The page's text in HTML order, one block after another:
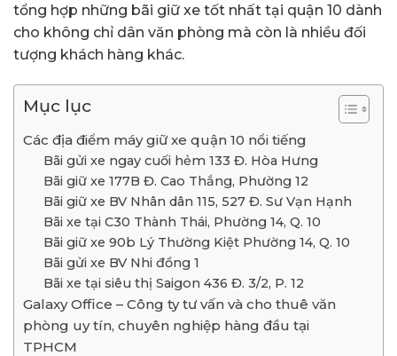
tổng hợp những bãi giữ xe tốt nhất tại quận 10 dành
cho không chỉ dân văn phòng mà còn là nhiều đối
tượng khách hàng khác.
Mục lục
Các địa điểm máy giữ xe quận 10 nổi tiếng
Bãi gửi xe ngay cuối hẻm 133 Đ. Hòa Hưng
Bãi giữ xe 177B Đ. Cao Thắng, Phường 12
Bãi giữ xe BV Nhân dân 115, 527 Đ. Sư Vạn Hạnh
Bãi xe tại C30 Thành Thái, Phường 14, Q. 10
Bãi giữ xe 90b Lý Thường Kiệt Phường 14, Q. 10
Bãi gửi xe BV Nhi đồng 1
Bãi xe tại siêu thị Saigon 436 Đ. 3/2, P. 12
Galaxy Office – Công ty tư vấn và cho thuê văn
phòng uy tín, chuyên nghiệp hàng đầu tại
TPHCM